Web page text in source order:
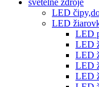
svetelné zdroje
LED
LED
LED
LED
LED
LED
LED